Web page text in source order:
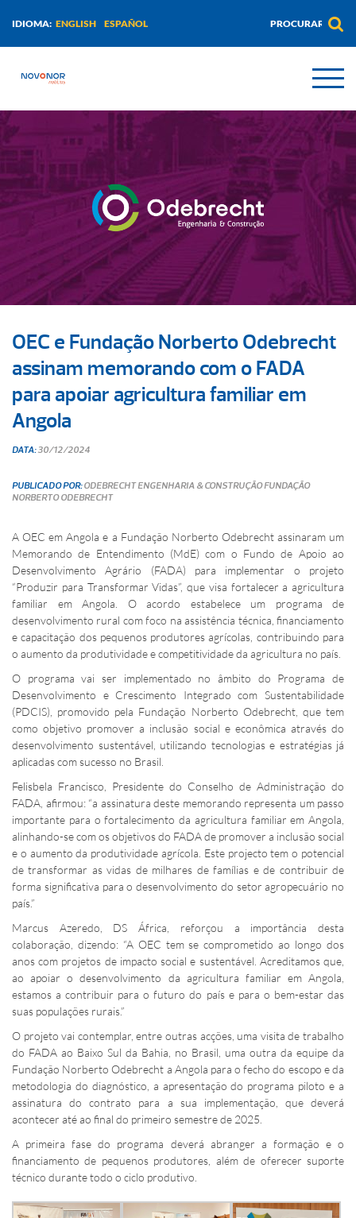
IDIOMA: ENGLISH ESPAÑOL
OEC e Fundação Norberto Odebrecht
assinam memorando com o FADA
para apoiar agricultura familiar em
Angola
DATA:30/12/2024
PUBLICADO POR:ODEBRECHT ENGENHARIA & CONSTRUÇÃOFUNDAÇÃO
NORBERTO ODEBRECHT
A OEC em Angola e a Fundação Norberto Odebrecht assinaram um
Memorando de Entendimento (MdE) com o Fundo de Apoio ao
Desenvolvimento Agrário (FADA) para implementar o projeto
“Produzir para Transformar Vidas”, que visa fortalecer a agricultura
familiar em Angola. O acordo estabelece um programa de
desenvolvimento rural com foco na assistência técnica, financiamento
e capacitação dos pequenos produtores agrícolas, contribuindo para
o aumento da produtividade e competitividade da agricultura no país.
O programa vai ser implementado no âmbito do Programa de
Desenvolvimento e Crescimento Integrado com Sustentabilidade
(PDCIS), promovido pela Fundação Norberto Odebrecht, que tem
como objetivo promover a inclusão social e econômica através do
desenvolvimento sustentável, utilizando tecnologias e estratégias já
aplicadas com sucesso no Brasil.
Felisbela Francisco, Presidente do Conselho de Administração do
FADA, afirmou: “a assinatura deste memorando representa um passo
importante para o fortalecimento da agricultura familiar em Angola,
alinhando-se com os objetivos do FADA de promover a inclusão social
e o aumento da produtividade agrícola. Este projecto tem o potencial
de transformar as vidas de milhares de famílias e de contribuir de
forma significativa para o desenvolvimento do setor agropecuário no
país.”
Marcus Azeredo, DS África, reforçou a importância desta
colaboração, dizendo: “A OEC tem se comprometido ao longo dos
anos com projetos de impacto social e sustentável. Acreditamos que,
ao apoiar o desenvolvimento da agricultura familiar em Angola,
estamos a contribuir para o futuro do país e para o bem-estar das
suas populações rurais.”
O projeto vai contemplar, entre outras acções, uma visita de trabalho
do FADA ao Baixo Sul da Bahia, no Brasil, uma outra da equipe da
Fundação Norberto Odebrecht a Angola para o fecho do escopo e da
metodologia do diagnóstico, a apresentação do programa piloto e a
assinatura do contrato para a sua implementação, que deverá
acontecer até ao final do primeiro semestre de 2025.
A primeira fase do programa deverá abranger a formação e o
financiamento de pequenos produtores, além de oferecer suporte
técnico durante todo o ciclo produtivo.